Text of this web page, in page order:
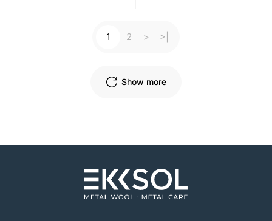
Show more
1 2 > >|